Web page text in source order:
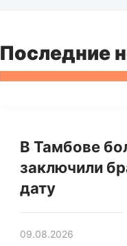
Последние
В Тамбове
заключили
дату
09.08.2026